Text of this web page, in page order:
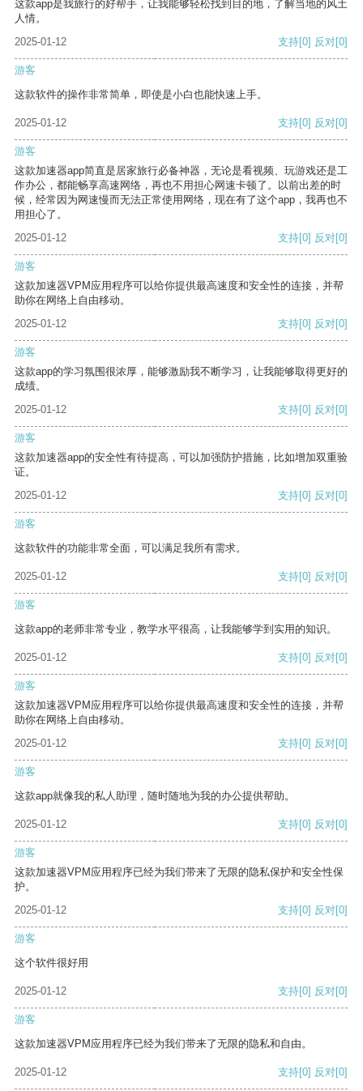
这款app是我旅行的好帮手，让我能够轻松找到目的地，了解当地的风土
人情。
2025-01-12
支持[0] 反对[0]
游客
这款软件的操作非常简单，即使是小白也能快速上手。
2025-01-12 支持[0] 反对[0]
游客
这款加速器app简直是居家旅行必备神器，无论是看视频、玩游戏还是工
作办公，都能畅享高速网络，再也不用担心网速卡顿了。以前出差的时
候，经常因为网速慢而无法正常使用网络，现在有了这个app，我再也不
用担心了。
2025-01-12
支持[0] 反对[0]
游客
这款加速器VPM应用程序可以给你提供最高速度和安全性的连接，并帮
助你在网络上自由移动。
2025-01-12
支持[0] 反对[0]
游客
这款app的学习氛围很浓厚，能够激励我不断学习，让我能够取得更好的
成绩。
2025-01-12
支持[0] 反对[0]
游客
这款加速器app的安全性有待提高，可以加强防护措施，比如增加双重验
证。
2025-01-12
支持[0] 反对[0]
游客
这款软件的功能非常全面，可以满足我所有需求。
2025-01-12 支持[0] 反对[0]
游客
这款app的老师非常专业，教学水平很高，让我能够学到实用的知识。
2025-01-12 支持[0] 反对[0]
游客
这款加速器VPM应用程序可以给你提供最高速度和安全性的连接，并帮
助你在网络上自由移动。
2025-01-12
支持[0] 反对[0]
游客
这款app就像我的私人助理，随时随地为我的办公提供帮助。
2025-01-12 支持[0] 反对[0]
游客
这款加速器VPM应用程序已经为我们带来了无限的隐私保护和安全性保
护。
2025-01-12
支持[0] 反对[0]
游客
这个软件很好用
2025-01-12 支持[0] 反对[0]
游客
这款加速器VPM应用程序已经为我们带来了无限的隐私和自由。
2025-01-12 支持[0] 反对[0]